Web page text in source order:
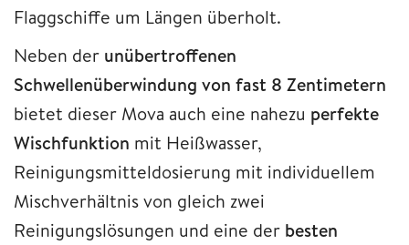
Flaggschiffe um Längen überholt.
Neben der unübertroffenen
Schwellenüberwindung von fast 8 Zentimetern
bietet dieser Mova auch eine nahezu perfekte
Wischfunktion mit Heißwasser,
Reinigungsmitteldosierung mit individuellem
Mischverhältnis von gleich zwei
Reinigungslösungen und eine der besten